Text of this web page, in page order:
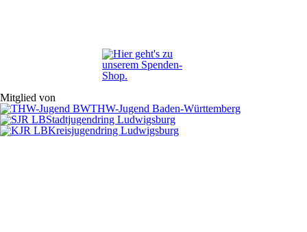
Mitglied von
THW-Jugend Baden-Württemberg
Stadtjugendring Ludwigsburg
Kreisjugendring Ludwigsburg